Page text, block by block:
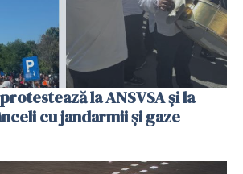
la ANSVSA și la
cu jandarmii și gaze